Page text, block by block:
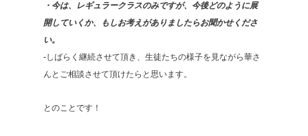
・今は、レギュラークラスのみですが、今後どのように展
開していくか、もしお考えがありましたらお聞かせくださ
い。
-しばらく継続させて頂き、生徒たちの様子を見ながら華さ
んとご相談させて頂けたらと思います。
とのことです！